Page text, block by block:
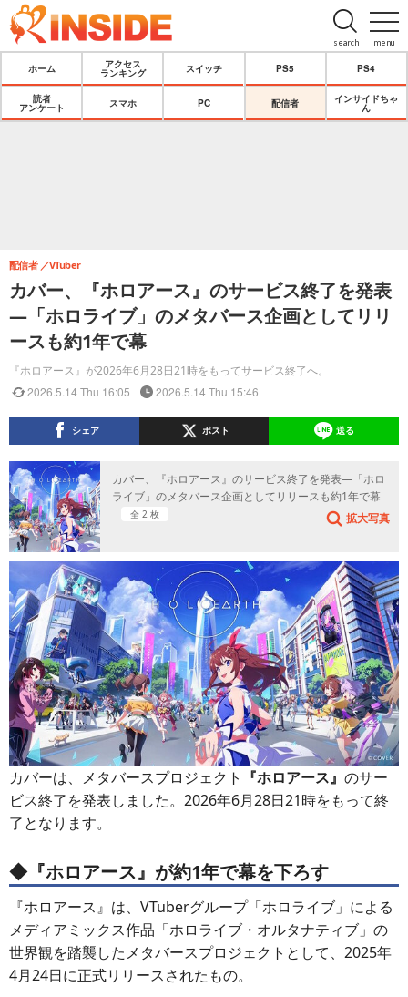
menu
search
ホーム
アクセス
ランキング
スイッチ PS5 PS4
読者
アンケート
スマホ PC 配信者
インサイドちゃ
ん
カバー、『ホロアース』のサービス終了を発表
―「ホロライブ」のメタバース企画としてリリ
ースも約1年で幕
『ホロアース』が2026年6月28日21時をもってサービス終了へ。
配信者 VTuber
2026.5.14 Thu 16:05 2026.5.14 Thu 15:46
シェア ポスト 送る
カバー、『ホロアース』のサービス終了を発表―「ホロ
ライブ」のメタバース企画としてリリースも約1年で幕
全 2 枚 拡大写真
カバーは、メタバースプロジェクト 『ホロアース』 のサー
ビス終了を発表しました。2026年6月28日21時をもって終
了となります。
◆『ホロアース』が約1年で幕を下ろす
『ホロアース』は、VTuberグループ「ホロライブ」による
メディアミックス作品「ホロライブ・オルタナティブ」の
世界観を踏襲したメタバースプロジェクトとして、2025年
4月24日に正式リリースされたもの。